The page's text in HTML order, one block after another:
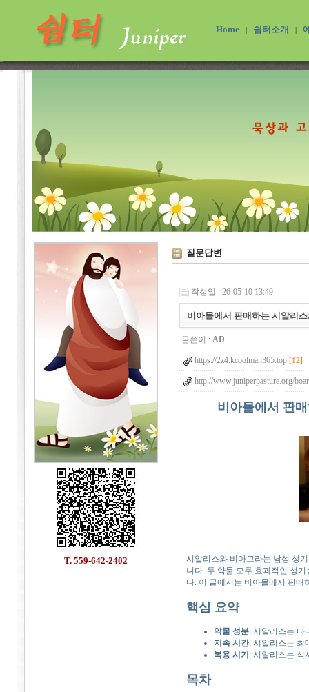
Home 쉼터소개
T. 559-642-2402
질문답변
작성일 : 26-05-10 13:49
비아몰에서 판매하는 시알리
글쓴이 : AD
https://2z4.kcoolman365.top [12]
http://www.juniperpasture.org/
비아몰에서 판
시알리스와 비아그라는 남성 성
니다. 두 약물 모두 효과적인 성
다. 이 글에서는 비아몰에서 판매
핵심 요약
약물 성분: 시알리스는 타
지속 시간: 시알리스는 최
복용 시기: 시알리스는 식
목차